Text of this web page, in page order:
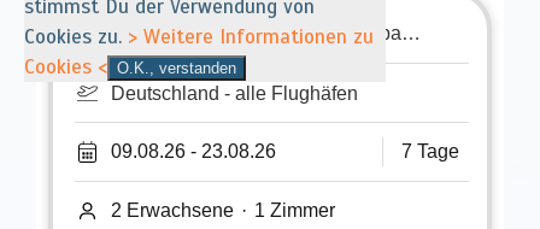
stimmst Du der Verwendung von
Cookies zu. > Weitere Informationen zu
Cookies < O.K., verstanden